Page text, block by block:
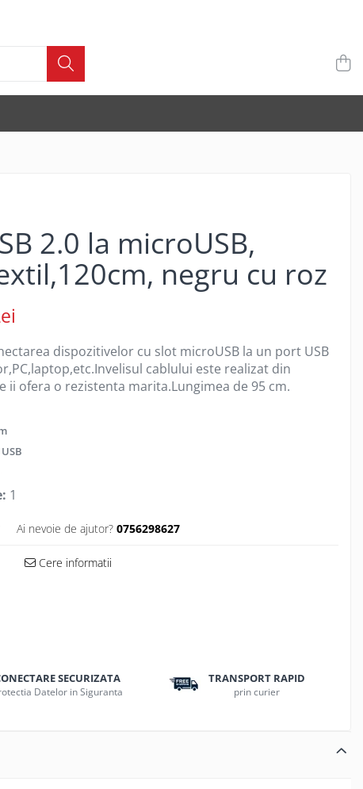
2.0 la microUSB,
negru cu roz
dispozitivelor cu slot microUSB la un port USB
cablului este realizat din
ii ofera o rezistenta marita.Lungimea de 95 cm.
1
Ai nevoie de ajutor? 0756298627
Cere informatii
SECURIZATA
Datelor in Siguranta
TRANSPORT RAPID
prin curier